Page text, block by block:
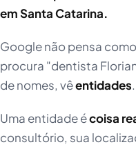
em Santa Catarina.
Google não pensa
procura "dentista
de nomes, vêentidades.
Uma entidade écoisa
consultório, sua